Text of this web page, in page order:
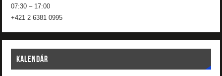
07:30 – 17:00
+421 2 6381 0995
KALENDÁR